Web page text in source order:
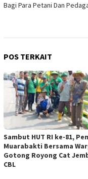
Bagi Para Petani Dan
POS TERKAIT
Sambut HUT RI ke-81,
Muarabakti Bersama
Gotong Royong Cat
CBL